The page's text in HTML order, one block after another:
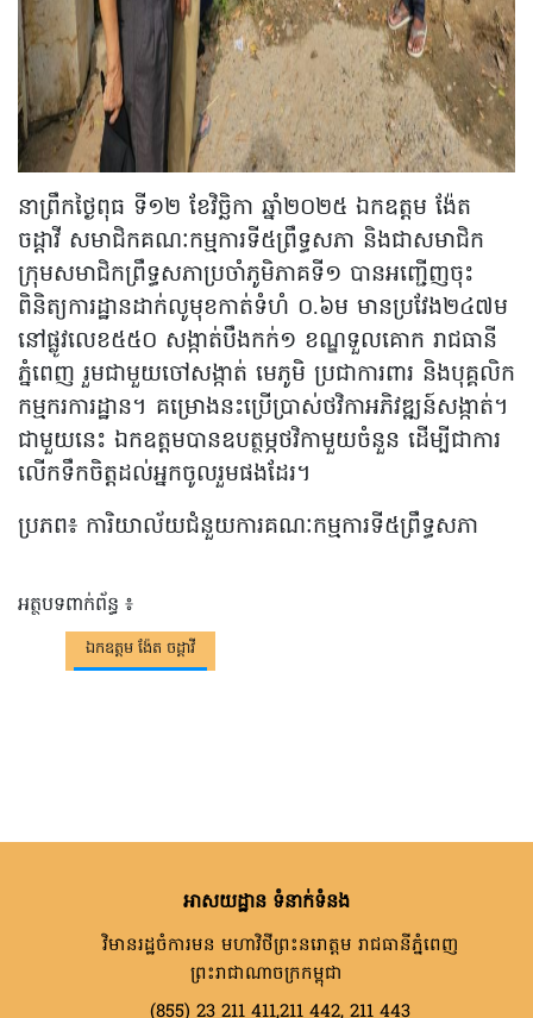
នាព្រឹកថ្ងៃពុធ ទី១២ ខែវិច្ឆិកា ឆ្នាំ២០២៥ ឯកឧត្តម ង៉ែត
ចដ្តាវី សមាជិកគណៈកម្មការទី៥ព្រឹទ្ធសភា និងជាសមាជិក
ក្រុមសមាជិកព្រឹទ្ធសភាប្រចាំភូមិភាគទី១ បានអញ្ជើញចុះ
ពិនិត្យការដ្ឋានដាក់លូមុខកាត់ទំហំ ០.៦ម មានប្រវែង២៤៧ម
នៅផ្លូវលេខ៥៥០ សង្កាត់បឹងកក់១ ខណ្ឌទួលគោក រាជធានី
ភ្នំពេញ​ រួមជាមួយចៅសង្កាត់ មេភូមិ ប្រជាការពារ និងបុគ្គលិក
កម្មករការដ្ឋាន។ គម្រោងនះប្រើប្រាស់ថវិកាអភិវឌ្ឍន៍សង្កាត់។
ជាមួយនេះ ឯកឧត្តមបានឧបត្ថម្ភថវិកាមួយចំនួន ដើម្បីជាការ
លើកទឹកចិត្តដល់អ្នកចូលរួមផងដែរ​។​
ប្រភព៖ ការិយាល័យ​ជំនួយ​ការ​គណៈកម្មការ​ទី៥ព្រឹទ្ធសភា
អត្ថបទពាក់ព័ន្ធ ៖
ឯកឧត្តម ង៉ែត ចដ្តាវី
អាសយដ្ឋាន ទំនាក់ទំនង
វិមានរដ្ឋចំការមន មហាវិថីព្រះនរោត្តម រាជធានីភ្នំពេញ
ព្រះរាជាណាចក្រកម្ពុជា
(855) 23 211 411,211 442, 211 443